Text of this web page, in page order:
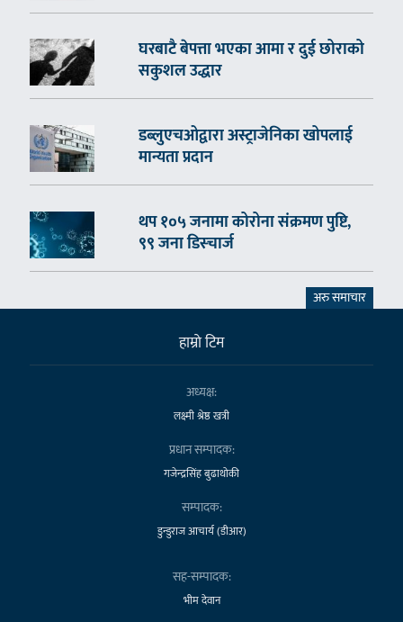
घरबाटै बेपत्ता भएका आमा र दुई छोराको
सकुशल उद्धार
डब्लुएचओद्वारा अस्ट्राजेनिका खोपलाई
मान्यता प्रदान
थप १०५ जनामा कोरोना संक्रमण पुष्टि,
९९ जना डिस्चार्ज
अरु समाचार
हाम्राे टिम
अध्यक्ष:
लक्ष्मी श्रेष्ठ खत्री
प्रधान सम्पादक:
गजेन्द्रसिंह बुढाथोकी
सम्पादक:
डुन्डुराज आचार्य (डीआर)
सह-सम्पादक:
भीम देवान